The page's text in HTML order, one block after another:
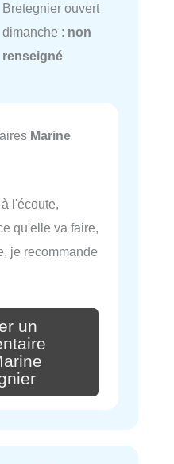
Bretegnier ouvert
dimanche : non
renseigné
Marine
l'écoute,
qu'elle va faire,
je recommande
un